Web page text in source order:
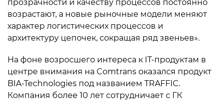
прозрачности и качеству процессов постоянно
возрастают, а новые рыночные модели меняют
характер логистических процессов и
архитектуру цепочек, сокращая ряд звеньев».
На фоне возросшего интереса к IT-продуктам в
центре внимания на Comtrans оказался продукт
BIA-Technologies под названием TRAFFIC.
Компания более 10 лет сотрудничает с ГК